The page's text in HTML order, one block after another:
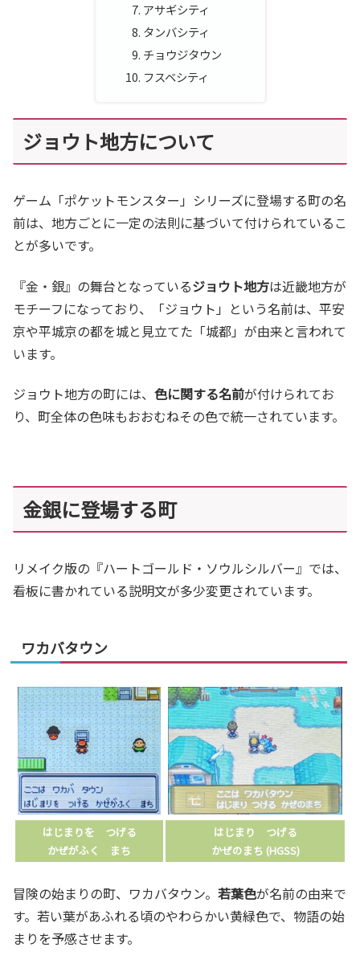
アサギシティ
タンバシティ
チョウジタウン
フスベシティ
ジョウト地方について
ゲーム「ポケットモンスター」シリーズに登場する町の名
前は、地方ごとに一定の法則に基づいて付けられているこ
とが多いです。
『金・銀』の舞台となっているジョウト地方は近畿地方が
モチーフになっており、「ジョウト」という名前は、平安
京や平城京の都を城と見立てた「城都」が由来と言われて
います。
ジョウト地方の町には、 色に関する名前が付けられてお
り、町全体の色味もおおむねその色で統一されています。
金銀に登場する町
リメイク版の『ハートゴールド・ソウルシルバー』では、
看板に書かれている説明文が多少変更されています。
ワカバタウン
はじまりを つげる
かぜがふく まち
はじまり つげる
かぜのまち (HGSS)
冒険の始まりの町、ワカバタウン。 若葉色が名前の由来で
す。若い葉があふれる頃のやわらかい黄緑色で、物語の始
まりを予感させます。